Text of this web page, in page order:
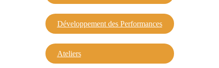
Développement des Performances
Ateliers